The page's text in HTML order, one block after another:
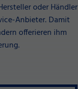
oder Händler
Anbieter. Damit
offerieren ihm